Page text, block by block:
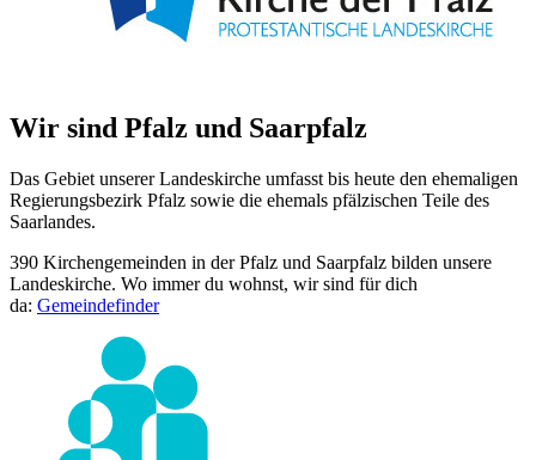
Wir sind Pfalz und Saarpfalz
Das Gebiet unserer Landeskirche umfasst bis heute den ehemaligen
Regierungsbezirk Pfalz sowie die ehemals pfälzischen Teile des
Saarlandes.
390 Kirchengemeinden in der Pfalz und Saarpfalz bilden unsere
Landeskirche. Wo immer du wohnst, wir sind für dich
da: Gemeindefinder